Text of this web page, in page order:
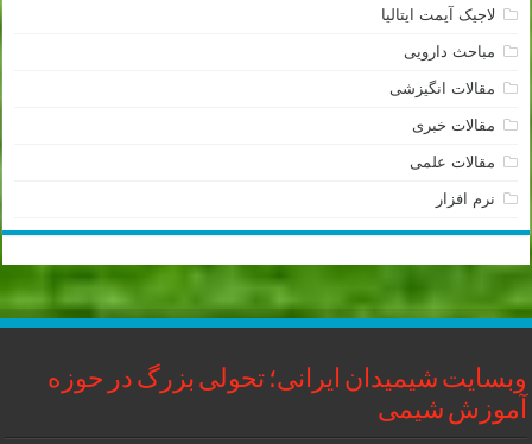
لاجیک آیمت ایتالیا
مباحث دارویی
مقالات انگیزشی
مقالات خبری
مقالات علمی
نرم افزار
وبسایت شیمیدان ایرانی؛ تحولی بزرگ در حوزه
آموزش شیمی